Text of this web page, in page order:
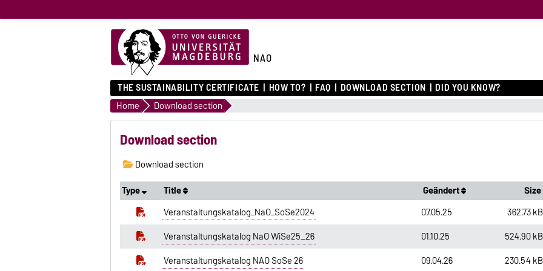
NAO
THE SUSTAINABILITY CERTIFICATE HOW TO? FAQ DOWNLOAD SECTION DID YOU KNOW?
Home Download section
Download section
Download section
Type
Title Geändert
Size
Veranstaltungskatalog_NaO_SoSe2024
07.05.25
362.73 kB
Veranstaltungskatalog NaO WiSe25_26
01.10.25
524.90 kB
Veranstaltungskatalog NAO SoSe 26
09.04.26
230.54 kB